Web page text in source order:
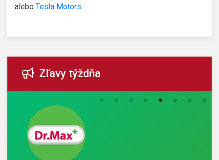
alebo Tesla Motors.
Zľavy týždňa